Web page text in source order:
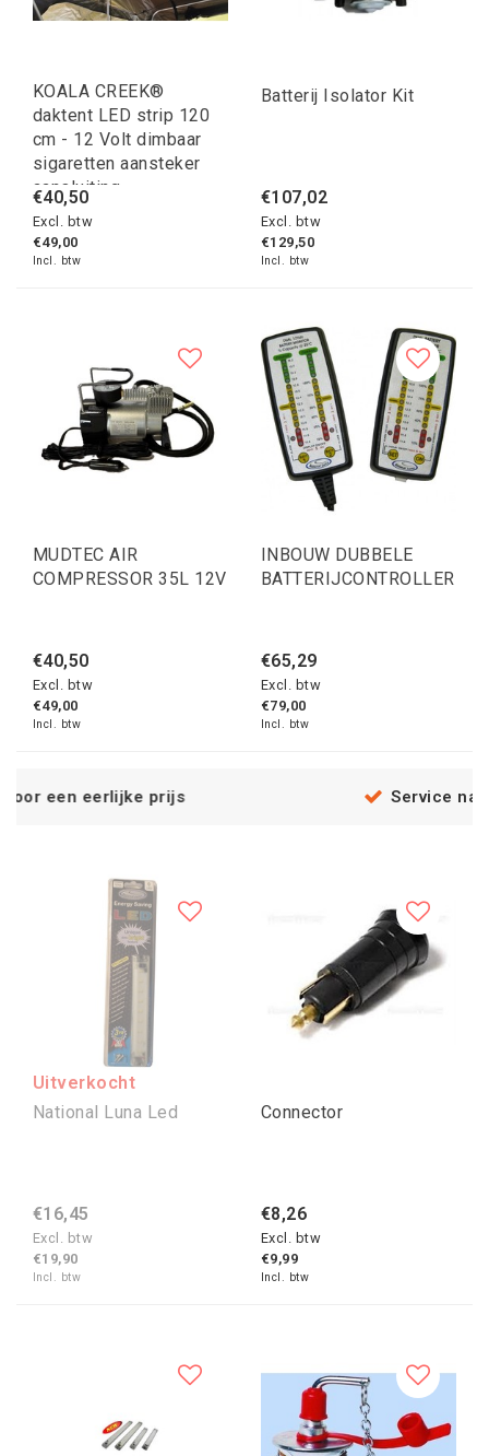
KOALA CREEK®
daktent LED strip 120
cm - 12 Volt dimbaar
sigaretten aansteker
aansluiting
€40,50
Excl. btw
€49,00
Incl. btw
Batterij Isolator Kit
€107,02
Excl. btw
€129,50
Incl. btw
MUDTEC AIR
COMPRESSOR 35L 12V
€40,50
Excl. btw
€49,00
Incl. btw
INBOUW DUBBELE
BATTERIJCONTROLLER
€65,29
Excl. btw
€79,00
Incl. btw
Service na verkoop
Uitverkocht
National Luna Led
€16,45
Excl. btw
€19,90
Incl. btw
Connector
€8,26
Excl. btw
€9,99
Incl. btw